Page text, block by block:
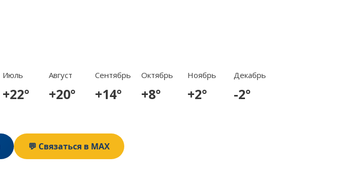
Июль
+22°
Август
+20°
Сентябрь
+14°
Октябрь
+8°
Ноябрь
+2°
Декабрь
-2°
💬 Связаться в MAX